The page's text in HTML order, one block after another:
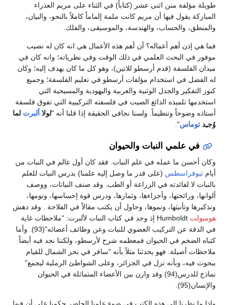
اثنى عشر (كتاباً) في الثناء على مريم العذراء
أن مريم كانت ملمة إلماماً كاملاً بالنحو، والبيان،
والهندسة، والموسيقى، والفلك.
أن أهم هذه الأعمال هي انه كان له نصيب
العلمي في ذلك الوقت وفي نظرياته؛ وانه كان في
أرسطو للاتين)، وهو كل ما كان يهدف إليه؛ وكان
مؤلفات أرسطو في تعليم الفلسفة؛ وجميع
الوثنية والعربية واليهودية والمسيحية التي
الذائع الصيت في فلسفته التركيبية التي تفوق فلسفة
ولسنا نجافي الحقيقة إذا قلنا أنه " لولاألبرتلما
والحيوان
في علم النبات. فقد كان أول عالم في النبات من
(على قدر ما وصل إليه علمنا) بدرس النبات للعلم
في الزراعة أو الطب. وقد صنف النباتات، ووصف
وأجزاءها، وثمارها، ودرس قوة إحساسها، ونومها،
ونموها، وحاول أن يكتب مقالاً في الفلاحة . وقد دهش
Humboldt إذ وجد في كتاب النبات لألبرت: "ملاحظات غاية
في الدقة عن التركيب العضوي للنبات وعن وظائف أعضائه"(93). وأما
فمعظمه شرح لأرسطو، ولكننا نجد فيه أيضاً
يحدثنا مثلاً بأنه "سافر في بحر الشمال للقيام
نزل في الجزائر، وعلى الشواطئ الرملية ليجمع"
نماذج للدرس(94) وقد وازن بين الأعضاء المتماثلة في الحيوان